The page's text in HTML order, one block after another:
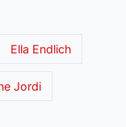
Ella Endlich
Jordi